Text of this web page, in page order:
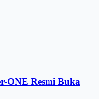
ONE Resmi Buka